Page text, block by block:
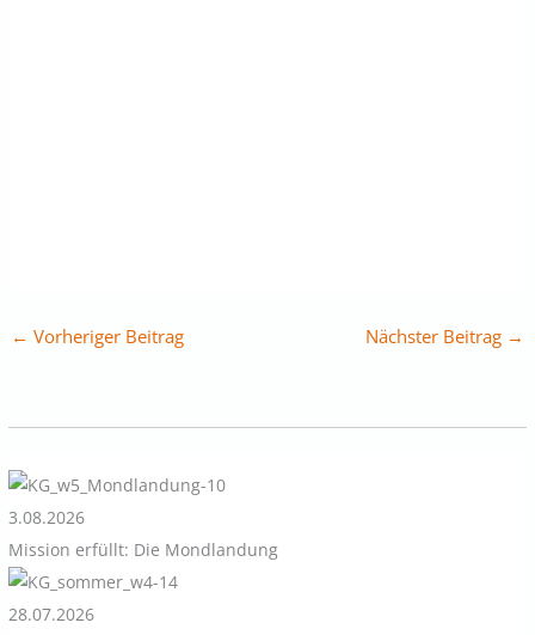
← Vorheriger Beitrag Nächster Beitrag →
3.08.2026
Mission erfüllt: Die Mondlandung
28.07.2026